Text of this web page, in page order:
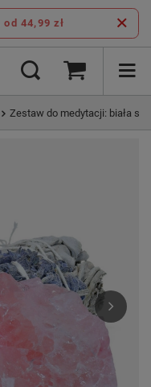
od 44,99 zł
Zestaw do medytacji: biała